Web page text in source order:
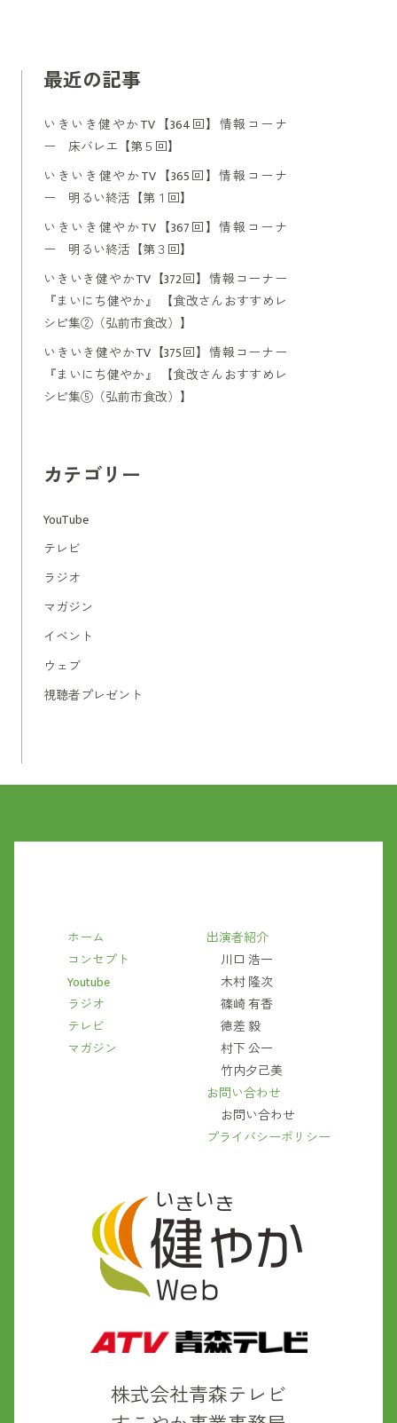
最近の記事
いきいき健やかTV【364回】情報コーナ
ー 床バレエ【第５回】
いきいき健やかTV【365回】情報コーナ
ー 明るい終活【第１回】
いきいき健やかTV【367回】情報コーナ
ー 明るい終活【第３回】
いきいき健やかTV【372回】情報コーナー
『まいにち健やか』 【食改さんおすすめレ
シピ集②（弘前市食改）】
いきいき健やかTV【375回】情報コーナー
『まいにち健やか』 【食改さんおすすめレ
シピ集⑤（弘前市食改）】
カテゴリー
YouTube
テレビ
ラジオ
マガジン
イベント
ウェブ
視聴者プレゼント
株式会社青森テレビ
ホーム
コンセプト
Youtube
ラジオ
テレビ
マガジン
出演者紹介
川口 浩一
木村 隆次
篠崎 有香
徳差 毅
村下 公一
竹内夕己美
お問い合わせ
お問い合わせ
プライバシーポリシー